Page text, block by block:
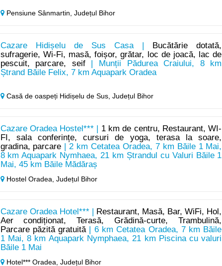
Pensiune Sânmartin, Județul Bihor
Cazare Hidișelu de Sus Casa |
Bucătărie dotată,
sufragerie, Wi-Fi, masă, foișor, grătar, loc de joacă, lac de
pescuit, parcare, seif| Munții Pădurea Craiului, 8 km
Ștrand Băile Felix, 7 km Aquapark Oradea
Casă de oaspeți Hidișelu de Sus, Județul Bihor
Cazare Oradea Hostel*** | 1 km de centru, Restaurant, WI-
FI, sala conferințe, cursuri de yoga, terasa la soare,
gradina, parcare | 2 km Cetatea Oradea, 7 km Băile 1 Mai,
8 km Aquapark Nymhaea, 21 km Ștrandul cu Valuri Băile 1
Mai, 45 km Băile Mădăraș
Hostel Oradea, Județul Bihor
Cazare Oradea Hotel*** |
Restaurant, Masă, Bar, WiFi, Hol,
Aer condiționat, Terasă, Grădină-curte, Trambulină,
Parcare păzită gratuită| 6 km Cetatea Oradea, 7 km Băile
1 Mai, 8 km Aquapark Nymphaea, 21 km Piscina cu valuri
Băile 1 Mai
Hotel*** Oradea, Județul Bihor